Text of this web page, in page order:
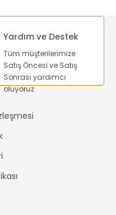
Yardım ve Destek
Tüm müşterilerimize
Satış Öncesi ve Satış
Sonrası yardımcı
oluyoruz